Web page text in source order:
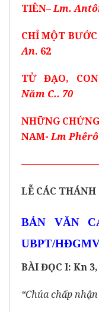
TIÊN– Lm.
CHỈ MỘT
An. 62
TỬ ĐẠO,
Năm C.. 70
NHỮNG
NAM-Lm
LỄ CÁC
BẢN VĂN
UBPT/
BÀI ĐỌC I: Kn
“Chúa chấp